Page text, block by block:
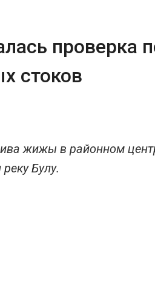
проверка
стоков
жижы в районном
Булу.